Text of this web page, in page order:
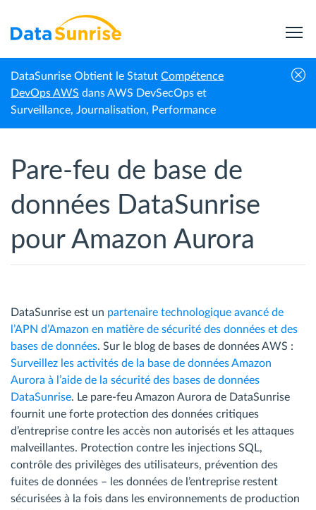
DataSunrise Obtient le Statut Compétence
DevOps AWS dans AWS DevSecOps et
Surveillance, Journalisation, Performance
Accueil Amazon Aurora Pare-feu de base de données
Pare-feu de base de
données DataSunrise
pour Amazon Aurora
DataSunrise est un partenaire technologique avancé de
l’APN d’Amazon en matière de sécurité des données et des
bases de données. Sur le blog de bases de données AWS :
Surveillez les activités de la base de données Amazon
Aurora à l’aide de la sécurité des bases de données
DataSunrise. Le pare-feu Amazon Aurora de DataSunrise
fournit une forte protection des données critiques
d’entreprise contre les accès non autorisés et les attaques
malveillantes. Protection contre les injections SQL,
contrôle des privilèges des utilisateurs, prévention des
fuites de données – les données de l’entreprise restent
sécurisées à la fois dans les environnements de production